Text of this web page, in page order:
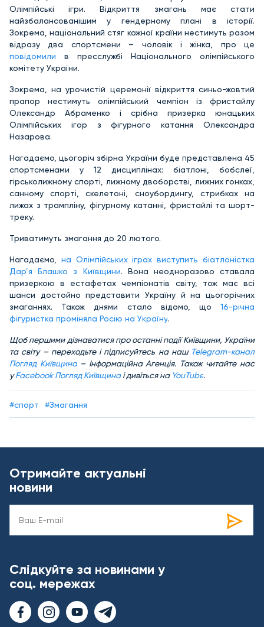
Олімпійські ігри. Відкриття змагань має стати
найзбалансованішим у гендерному плані в історії.
Зокрема, національний стяг кожної країни нестимуть разом
відразу два спортсмени – чоловік і жінка, про це
повідомили в пресслужбі Національного олімпійського
комітету України.
Зокрема, на урочистій церемонії відкриття синьо-жовтий
прапор нестимуть олімпійський чемпіон із фристайлу
Олександр Абраменко і срібна призерка юнацьких
Олімпійських ігор з фігурного катання Олександра
Назарова.
Нагадаємо, цьогоріч збірна України буде представлена 45
спортсменами у 12 дисциплінах: біатлоні, бобслеї,
гірськолижному спорті, лижному двоборстві, лижних гонках,
санному спорті, скелетоні, сноубордингу, стрибках на
лижах з трампліну, фігурному катанні, фристайлі та шорт-
треку.
Триватимуть змагання до 20 лютого.
Нагадаємо, на Олімпійських іграх виступить біатлоністка
Дар’я Блашко з Київщини. Вона неодноразово ставала
призеркою в естафетах чемпіонатів світу, тож має всі
шанси достойно представити Україну й на цьогорічних
змаганнях. Також днями стало відомо, що 16-річна
фігуристка проміняла Росію на Україну.
Щоб першими дізнаватися про останні події Київщини, України
та світу – переходьте і підписуйтесь на наш Telegram-канал
Погляд Київщина– Інформаційна Агенція. Також читайте нас
уFacebook Погляд Київщина і дивіться на YouTube.
#спорт #Змагання
Отримайте актуальні
новини
Слідкуйте за новинами у
соц. мережах